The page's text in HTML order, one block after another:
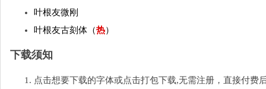
叶根友微刚
叶根友古刻体（热）
下载须知
点击想要下载的字体或点击打包下载,无需注册，直接付费